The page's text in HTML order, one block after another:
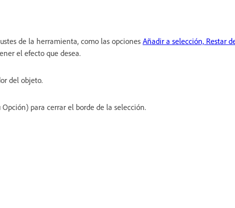
de la herramienta, como las opciones Añadir a selección, Restar
el efecto que desea.
del objeto.
para cerrar el borde de la selección.